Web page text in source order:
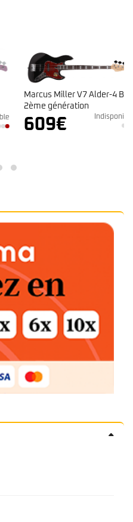
Marcus Miller V7 Alder-4 BK
2ème génération
609€ Indisponible